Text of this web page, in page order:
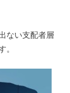
ない支配者層
。